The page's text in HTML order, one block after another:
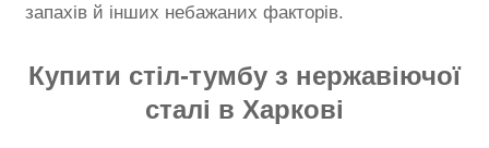
запахів й інших небажаних факторів.
Купити стіл-тумбу з нержавіючої
сталі в Харкові